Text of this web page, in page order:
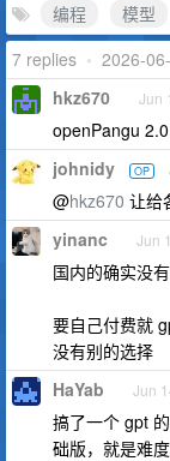
编程 模型
7 replies • 2026-
hkz670 Jun
openPangu 2.0
johnidy OP
@hkz670 让给
yinanc Jun
国内的确实没
要自己付费就
没有别的选择
HaYab Jun
搞了一个 gpt
础版，就是难